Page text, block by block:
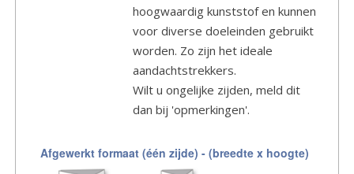
hoogwaardig kunststof en kunnen
voor diverse doeleinden gebruikt
worden. Zo zijn het ideale
aandachtstrekkers.
Wilt u ongelijke zijden, meld dit
dan bij 'opmerkingen'.
Afgewerkt formaat (één zijde) - (breedte x hoogte)